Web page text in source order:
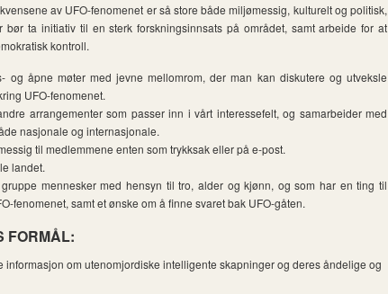
av UFO-fenomenet er så store både miljømessig, kulturelt og politisk,
bør ta initiativ til en sterk forskningsinnsats på området, samt arbeide for at
kontroll.
og åpne møter med jevne mellomrom, der man kan diskutere og utveksle
UFO-fenomenet.
arrangementer som passer inn i vårt interessefelt, og samarbeider med
nasjonale og internasjonale.
til medlemmene enten som trykksak eller på e-post.
landet.
mennesker med hensyn til tro, alder og kjønn, og som har en ting til
fenomenet, samt et ønske om å finne svaret bak UFO-gåten.
FORMÅL:
informasjon om utenomjordiske intelligente skapninger og deres åndelige og